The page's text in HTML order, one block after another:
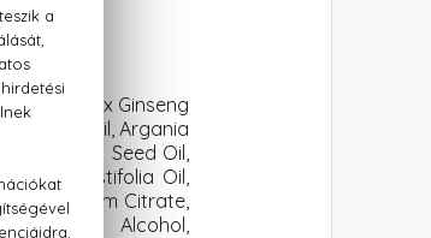
Panax Ginseng
Seed Oil, Argania
Oleifera Seed Oil,
Angustifolia Oil,
Sodium Citrate,
Benzyl Alcohol,